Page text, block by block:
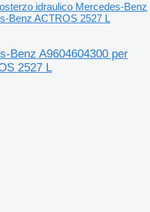
idraulico Mercedes-Benz
Benz ACTROS 2527 L
Benz A9604604300 per
2527 L